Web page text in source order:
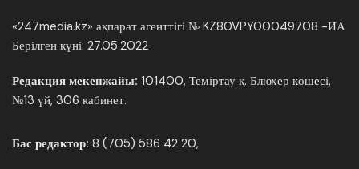
«247media.kz» ақпарат агенттігі № KZ80VPY00049708 -ИА
Берілген күні: 27.05.2022
Редакция мекенжайы: 101400, Теміртау қ. Блюхер көшесі,
№13 үй, 306 кабинет.
Бас редактор: 8 (705) 586 42 20,